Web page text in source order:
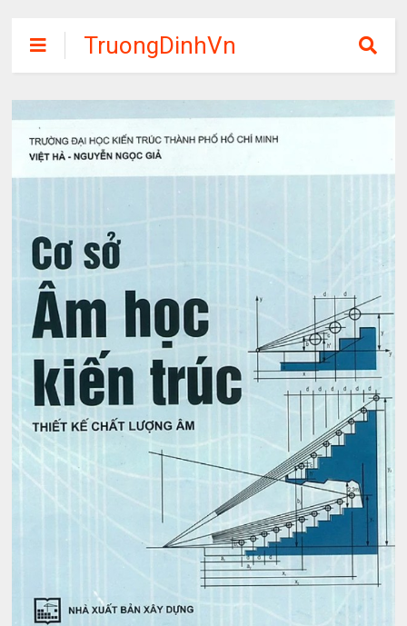
TruongDinhVn
Chia sẽ ebook,
các khóa học,
phần mềm học
tập miễn phí